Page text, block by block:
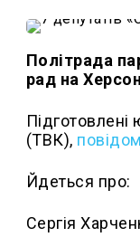
Політрада
рад на
Підготовлені
(ТВК),
Йдеться про:
Сергія